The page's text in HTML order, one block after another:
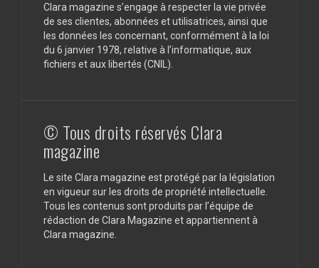
Clara magazine s’engage à respecter la vie privée
de ses clientes, abonnées et utilisatrices, ainsi que
les données les concernant, conformément à la loi
du 6 janvier 1978, relative à l’informatique, aux
fichiers et aux libertés (CNIL).
© Tous droits réservés Clara
magazine
Le site Clara magazine est protégé par la législation
en vigueur sur les droits de propriété intellectuelle.
Tous les contenus sont produits par l’équipe de
rédaction de Clara Magazine et appartiennent à
Clara magazine.